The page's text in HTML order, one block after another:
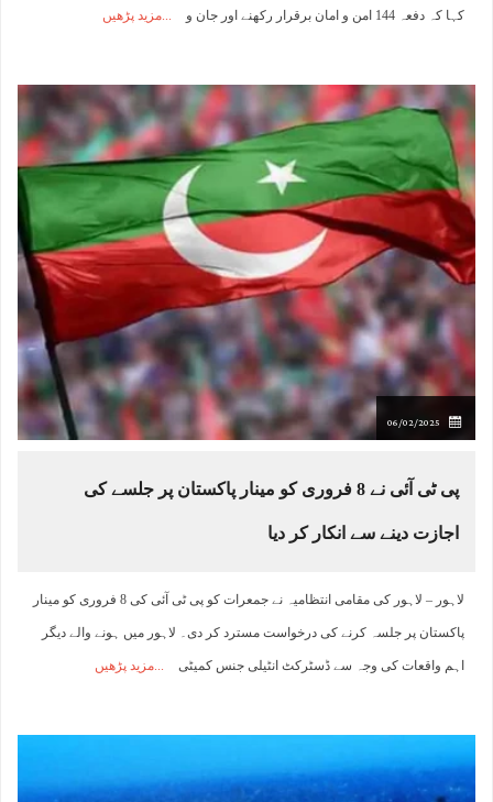
کہا کہ دفعہ 144 امن و امان برقرار رکھنے اور جان و مزید پڑھیں
06/02/2025
پی ٹی آئی نے 8 فروری کو مینار پاکستان پر جلسے کی
اجازت دینے سے انکار کر دیا
لاہور – لاہور کی مقامی انتظامیہ نے جمعرات کو پی ٹی آئی کی 8 فروری کو مینار
پاکستان پر جلسہ کرنے کی درخواست مسترد کر دی۔ لاہور میں ہونے والے دیگر
اہم واقعات کی وجہ سے ڈسٹرکٹ انٹیلی جنس کمیٹی مزید پڑھیں